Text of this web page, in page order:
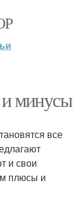
минусы
все
и свои
плюсы и